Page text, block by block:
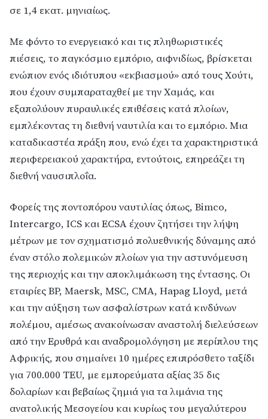
σε 1,4 εκατ. μηνιαίως.
Με φόντο το ενεργειακό και τις πληθωριστικές
πιέσεις, το παγκόσμιο εμπόριο, αιφνιδίως, βρίσκεται
ενώπιον ενός ιδιότυπου «εκβιασμού» από τους Χούτι,
που έχουν συμπαραταχθεί με την Χαμάς, και
εξαπολύουν πυραυλικές επιθέσεις κατά πλοίων,
εμπλέκοντας τη διεθνή ναυτιλία και το εμπόριο. Μια
καταδικαστέα πράξη που, ενώ έχει τα χαρακτηριστικά
περιφερειακού χαρακτήρα, εντούτοις, επηρεάζει τη
διεθνή ναυσιπλοΐα.
Φορείς της ποντοπόρου ναυτιλίας όπως, Bimco,
Intercargo, ICS και ECSA έχουν ζητήσει την λήψη
μέτρων με τον σχηματισμό πολυεθνικής δύναμης από
έναν στόλο πολεμικών πλοίων για την αστυνόμευση
της περιοχής και την αποκλιμάκωση της έντασης. Οι
εταιρίες BP, Maersk, MSC, CMA, Hapag Lloyd, μετά
και την αύξηση των ασφαλίστρων κατά κινδύνων
πολέμου, αμέσως ανακοίνωσαν αναστολή διελεύσεων
από την Ερυθρά και αναδρομολόγηση με περίπλου της
Αφρικής, που σημαίνει 10 ημέρες επιπρόσθετο ταξίδι
για 700.000 TEU, με εμπορεύματα αξίας 35 δις
δολαρίων και βεβαίως ζημιά για τα λιμάνια της
ανατολικής Μεσογείου και κυρίως του μεγαλύτερου